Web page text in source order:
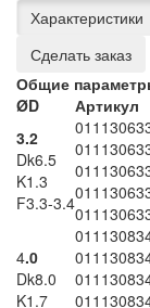
Характеристики
Сделать заказ
Общие
ØD
Артикул
3.2
Dk6.5
K1.3
F3.3-3.4
4.0
Dk8.0
K1.7